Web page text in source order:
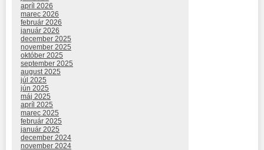
apríl 2026
marec 2026
február 2026
január 2026
december 2025
november 2025
október 2025
september 2025
august 2025
júl 2025
jún 2025
máj 2025
apríl 2025
marec 2025
február 2025
január 2025
december 2024
november 2024